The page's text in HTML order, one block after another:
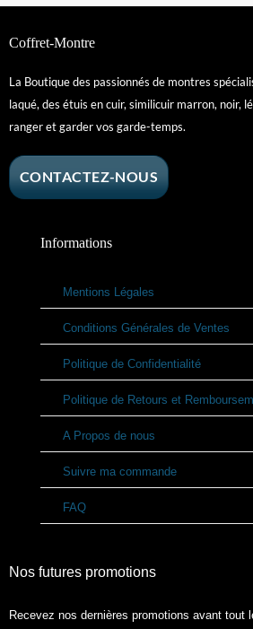
Coffret-Montre
La Boutique des passionnés de montres
laqué, des étuis en cuir, similicuir marron, noir,
ranger et garder vos garde-temps.
CONTACTEZ-NOUS
Informations
Mentions Légales
Conditions Générales de Ventes
Politique de Confidentialité
Politique de Retours et
A Propos de nous
Suivre ma commande
FAQ
Nos futures promotions
Recevez nos dernières promotions avant tout